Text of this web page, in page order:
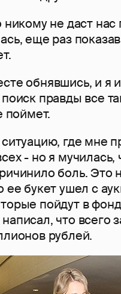
не даст нас
еще раз
обнявшись, и я
правды все
поймет.
где мне
- но я мучилась,
боль. Это
ее букет ушел с
пойдут в
что всего
рублей.